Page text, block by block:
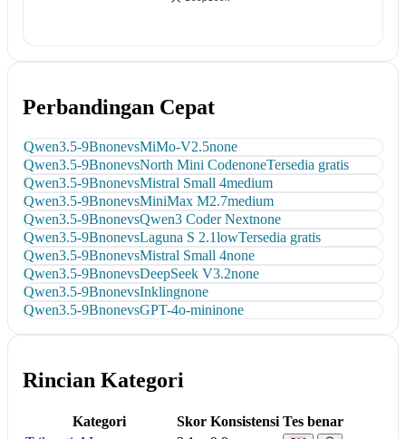
Perbandingan Cepat
Qwen3.5-9BnonevsMiMo-V2.5none
Qwen3.5-9BnonevsNorth Mini CodenoneTersedia gratis
Qwen3.5-9BnonevsMistral Small 4medium
Qwen3.5-9BnonevsMiniMax M2.7medium
Qwen3.5-9BnonevsQwen3 Coder Nextnone
Qwen3.5-9BnonevsLaguna S 2.1lowTersedia gratis
Qwen3.5-9BnonevsMistral Small 4none
Qwen3.5-9BnonevsDeepSeek V3.2none
Qwen3.5-9BnonevsInklingnone
Qwen3.5-9BnonevsGPT-4o-mininone
Rincian Kategori
Kategori Skor Konsistensi Tes benar